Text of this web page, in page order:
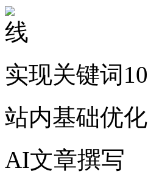
实现关键词
站内基础优化
AI文章撰写